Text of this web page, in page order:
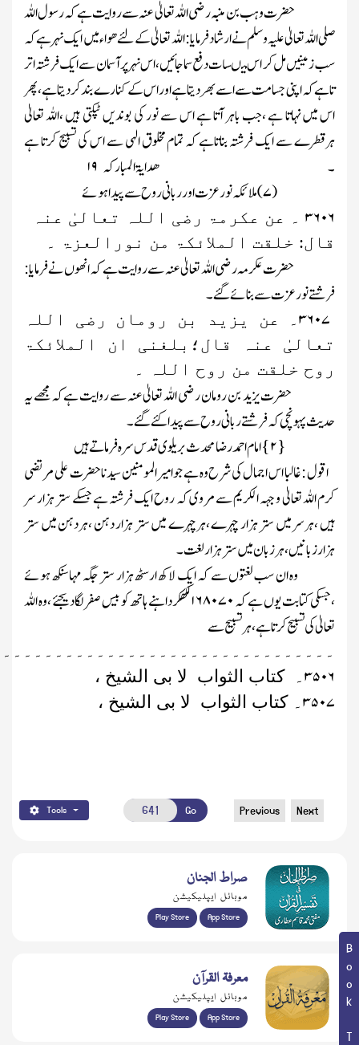
حضرت وہب بن منبہ رضی اللہ تعالیٰ عنہ سے روایت ہے کہ رسول اللہ
صلی اللہ تعالیٰ علیہ وسلم نے ارشاد فرمایا: اللہ تعالیٰ کے لئے ھواء میں ایک نہر ہے کہ
سب زمینیں مل کر اس میںسات دفع سماجائیں ،اس نہر پر آسمان سے ایک فرشتہ اتر
تا ہے کہ اپنی جسامت سے اسے بھردیتا ہے اور اس کے کنارے بند کردیتاہے ،پھر
اس میں نہاتا ہے ،جب باہر آتا ہے اس سے نور کی بوندیں ٹپکتی ہیں ،اللہ تعالیٰ
ہرقطرے سے ایک فرشتہ بناتاہے کہ تمام مخلوق الہی سے اس کی تسبیح کرتا ہے
۔
ھدایۃ المبارکہ ۱۹
(۷) ملائکہ نور عزت اورربانی روح سے پیدا ہوئے
۳۶۰۶ ۔ عن عکرمۃ رضی اللہ تعالیٰ عنہ
قال: خلقت الملائکۃ من نورالعزۃ ۔
حضرت عکرمہ رضی اللہ تعالیٰ عنہ سے روایت ہے کہ انھوں نے فرمایا:
فرشتے نورعزت سے بنائے گئے ۔
۳۶۰۷۔ عن یزید بن رومان رضی اللہ
تعالیٰ عنہ قال؛بلغنی ان الملائکۃ
روح خلقت من روح اللہ ۔
حضرت یزید بن رومان رضی اللہ تعالیٰ عنہ سے روایت ہے کہ مجھے یہ
حدیث پہونچی کہ فرشتے ربانی روح سے پیدا کئے گئے ۔
{۲}امام احمد رضا محدث بریلوی قدس سرہ فرماتے ہیں
اقول : غالبا اس اجمال کی شرح وہ ہے جوامیرالمومنین سیدنا حضرت علی مرتضی
کرم اللہ تعالیٰ وجہہ الکریم سے مروی کہ روح ایک فرشتہ ہے جسکے ستر ہزار سر
ہیں ،ہرسر میں ستر ہزار چہرے ،ہرچہرے میں ستر ہزار دہن ،ہردہن میں ستر
ہزارزبانیں ،ہرزبان میں ستر ہزار لغت ۔
وہ ان سب لغتوں سے کہ ایک لاکھ ارسٹھ ہزار ستر جگہ مہاسنکھ ہوئے
،جسکی کتابت یوں ہے کہ۱۶۸۰۷۰لکھکر داہنے ہاتھ کو بیس صفر لگادیجئے ،وہ اللہ
تعالیٰ کی تسبیح کرتاہے ،ہرتسبیح سے
۳۵۰۶۔ کتاب الثواب لا بی الشیخ ،
۳۵۰۷۔ کتاب الثواب لا بی الشیخ ،
Tools Go Previous Next
صراط الجنان
موبائل ایپلیکیشن
Play Store App Store
معرفۃ القرآن
موبائل ایپلیکیشن
Play Store App Store